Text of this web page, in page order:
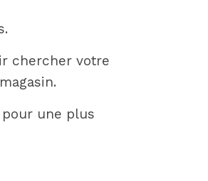
chercher votre
une plus